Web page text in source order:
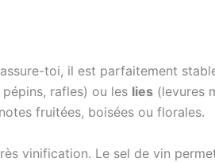
toi, il est parfaitement
pépins, rafles) ou les lies (levures
fruitées, boisées ou florales.
vinification. Le sel de vin